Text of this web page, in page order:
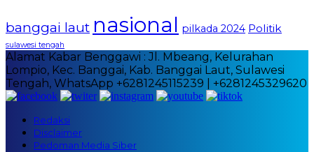
banggai laut nasional pilkada 2024 Politik
sulawesi tengah
Alamat Kabar Benggawi : Jl. Mbeang, Kelurahan
Lompio, Kec. Banggai, Kab. Banggai Laut, Sulawesi
Tengah, WhatsApp +6281245115239 | +6281245329620
Redaksi
Disclaimer
Pedoman Media Siber